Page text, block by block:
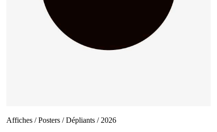
Affiches / Posters / Dépliants / 2026